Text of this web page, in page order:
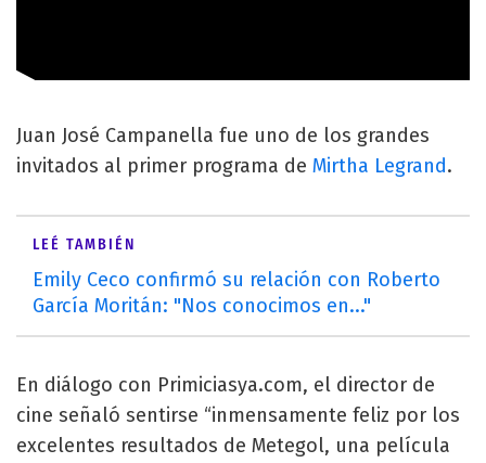
Juan José Campanella fue uno de los grandes
invitados al primer programa de Mirtha Legrand.
LEÉ TAMBIÉN
Emily Ceco confirmó su relación con Roberto
García Moritán: "Nos conocimos en..."
En diálogo con Primiciasya.com, el director de
cine señaló sentirse “inmensamente feliz por los
excelentes resultados de Metegol, una película